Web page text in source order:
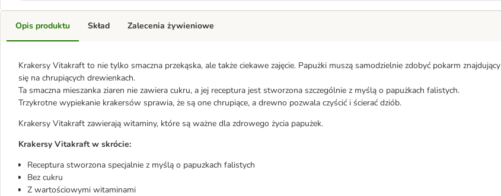
Opis produktu
Krakersy Vitakraft to nie tylko smaczna przekąska, ale także ciekawe zajęcie. Papużki muszą samodzielnie zdobyć pokarm znajdujący
się na chrupiących drewienkach.
Ta smaczna mieszanka ziaren nie zawiera cukru, a jej receptura jest stworzona szczególnie z myślą o papużkach falistych.
Trzykrotne wypiekanie krakersów sprawia, że są one chrupiące, a drewno pozwala czyścić i ścierać dziób.
Krakersy Vitakraft zawierają witaminy, które są ważne dla zdrowego życia papużek.
Krakersy Vitakraft w skrócie:
Receptura stworzona specjalnie z myślą o papuzkach falistych
Bez cukru
Z wartościowymi witaminami
Skład Zalecenia żywieniowe